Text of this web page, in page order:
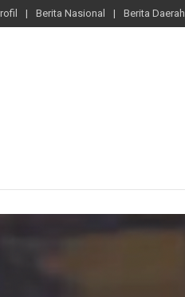
Berita Nasional Berita Daerah